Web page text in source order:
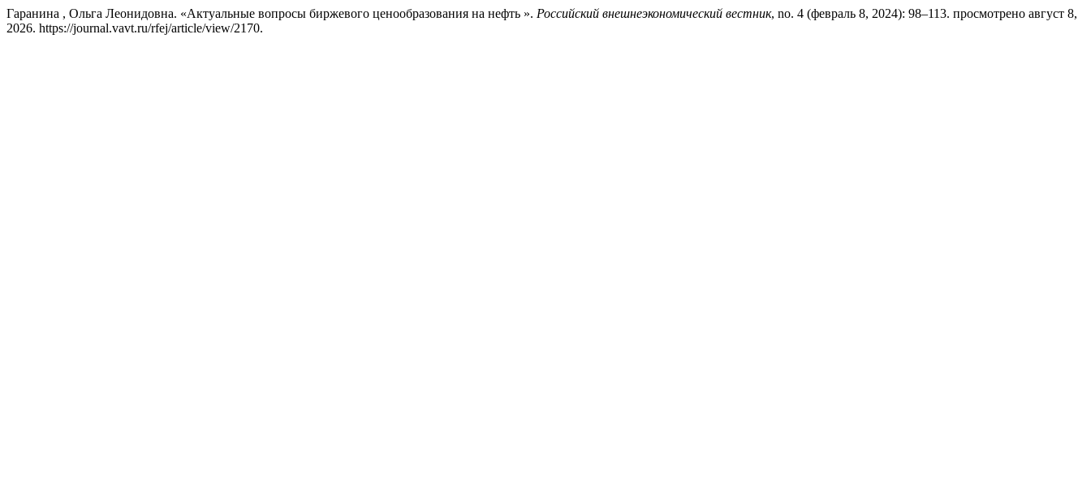
Гаранина , Ольга Леонидовна. «Актуальные вопросы биржевого ценообразования на нефть ». Российский внешнеэкономический вестник, no. 4 (февраль 8, 2024): 98–113. просмотрено август 8,
2026. https://journal.vavt.ru/rfej/article/view/2170.